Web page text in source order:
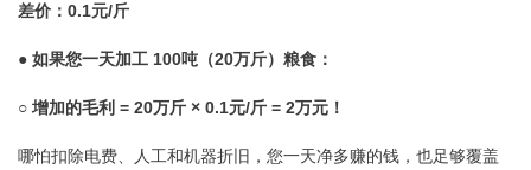
差价：0.1元/斤
● 如果您一天加工 100吨（20万斤）粮食：
○ 增加的毛利 = 20万斤 × 0.1元/斤 = 2万元！
哪怕扣除电费、人工和机器折旧，您一天净多赚的钱，也足够覆盖